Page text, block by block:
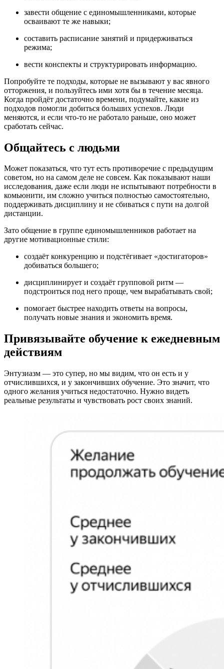
завести общение с единомышленниками, которые
осваивают те же навыки;
составить расписание занятий и придерживаться
режима;
вести конспекты и структурировать информацию.
Попробуйте те подходы, которые не вызывают у вас явного
отторжения, и пользуйтесь ими хотя бы в течение месяца.
Когда пройдёт достаточно времени, подумайте, какие из
подходов помогли добиться больших успехов. Люди
меняются, и если что-то не работало раньше, оно может
сработать сейчас.
Общайтесь с людьми
Может показаться, что тут есть противоречие с предыдущим
советом, но на самом деле не совсем. Как показывают наши
исследования, даже если люди не испытывают потребности в
комьюнити, им сложно учиться полностью самостоятельно,
поддерживать дисциплину и не сбиваться с пути на долгой
дистанции.
Зато общение в группе единомышленников работает на
другие мотивационные стили:
создаёт конкуренцию и подстёгивает «достигаторов»
добиваться большего;
дисциплинирует и создаёт групповой ритм —
подстроиться под него проще, чем вырабатывать свой;
помогает быстрее находить ответы на вопросы,
получать новые знания и экономить время.
Привязывайте обучение к ежедневным
действиям
Энтузиазм — это супер, но мы видим, что он есть и у
отчислившихся, и у закончивших обучение. Это значит, что
одного желания учиться недостаточно. Нужно видеть
реальные результаты и чувствовать рост своих знаний.